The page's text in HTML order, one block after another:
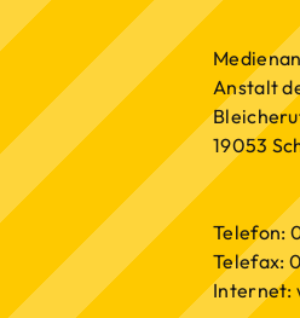
Anstalt
19053
Telefon:
Telefax:
Internet: